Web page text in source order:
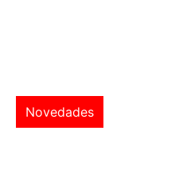
Novedades